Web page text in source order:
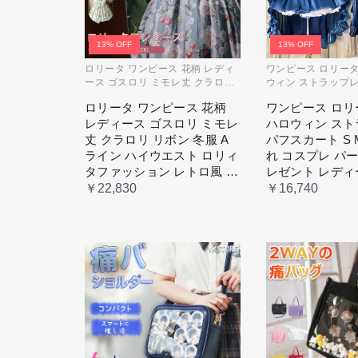
13% OFF
ロリータ ワンピース 花柄 レディ
ース ゴスロリ ミモレ丈 クラロリ
ト ロリィタファッション レトロ
風 クラシカル 上品 かわいい 日常
着 通勤 お出かけ 仮 通学
ロリータ ワンピース 花柄
レディース ゴスロリ ミモレ
丈 クラロリ リボン 冬服 A
ライン ハイウエスト ロリィ
タファッション レトロ風 ク
ラシカル 上品 かわいい 日
￥22,830
13% OFF
ワンピース ロリー
ウィン ストラップ
ーティー プレゼン
コスチューム プリ
ティック ブル ドレ
ワンピース ロ
ハロウィン ス
パフスカート S
れ コスプレ パ
レゼント レデ
ューム プリン
￥16,740